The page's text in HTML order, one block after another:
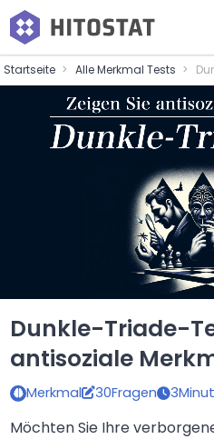
Startseite Alle Merkmal Tests
Dunkle-Triade-
antisoziale
Merkmal 30Fragen
Möchten Sie Ihre